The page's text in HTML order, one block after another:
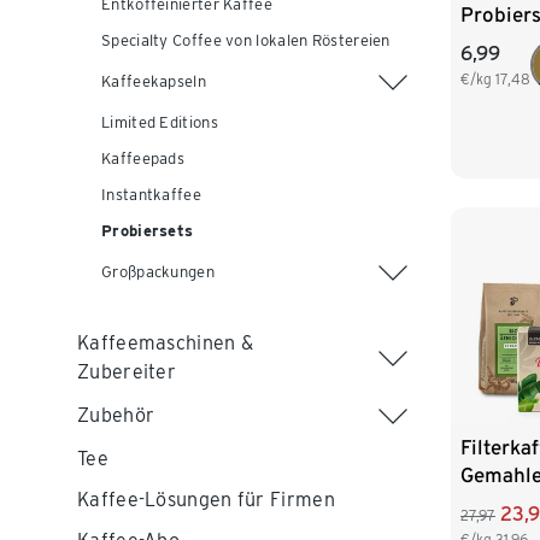
Entkoffeinierter Kaffee
Specialty Coffee von lokalen Röstereien
Kaffeekapseln
Limited Editions
Kaffeepads
Instantkaffee
Probiersets
Großpackungen
Kaffeemaschinen &
Zubereiter
Zubehör
Tee
Kaffee-Lösungen für Firmen
Ganze
6,99
€/kg 17,48
27,97